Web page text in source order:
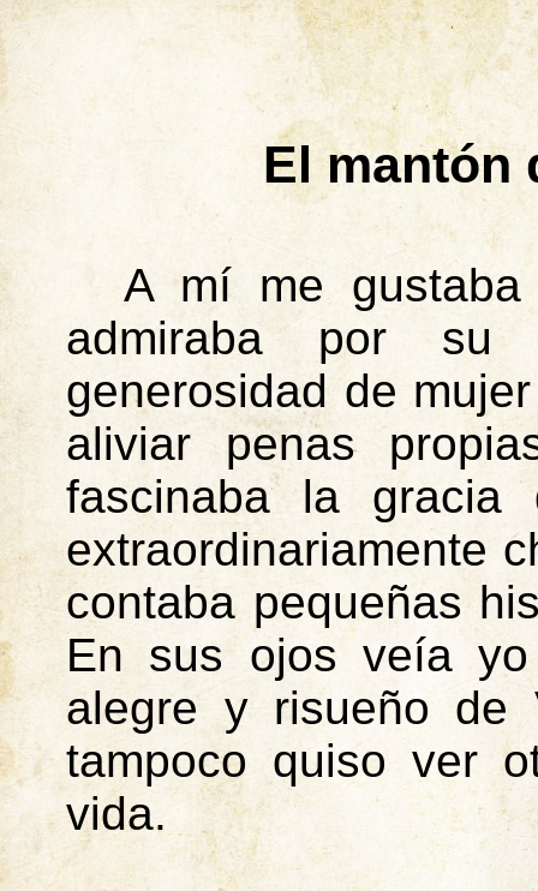
El mantón
A mí me
admiraba por su
generosidad de
aliviar penas
fascinaba la
extraordinariamente
contaba pequeñas
En sus ojos veía
alegre y risueño de
tampoco quiso ver
vida.